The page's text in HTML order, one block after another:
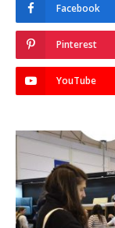
Facebook
Pinterest
YouTube